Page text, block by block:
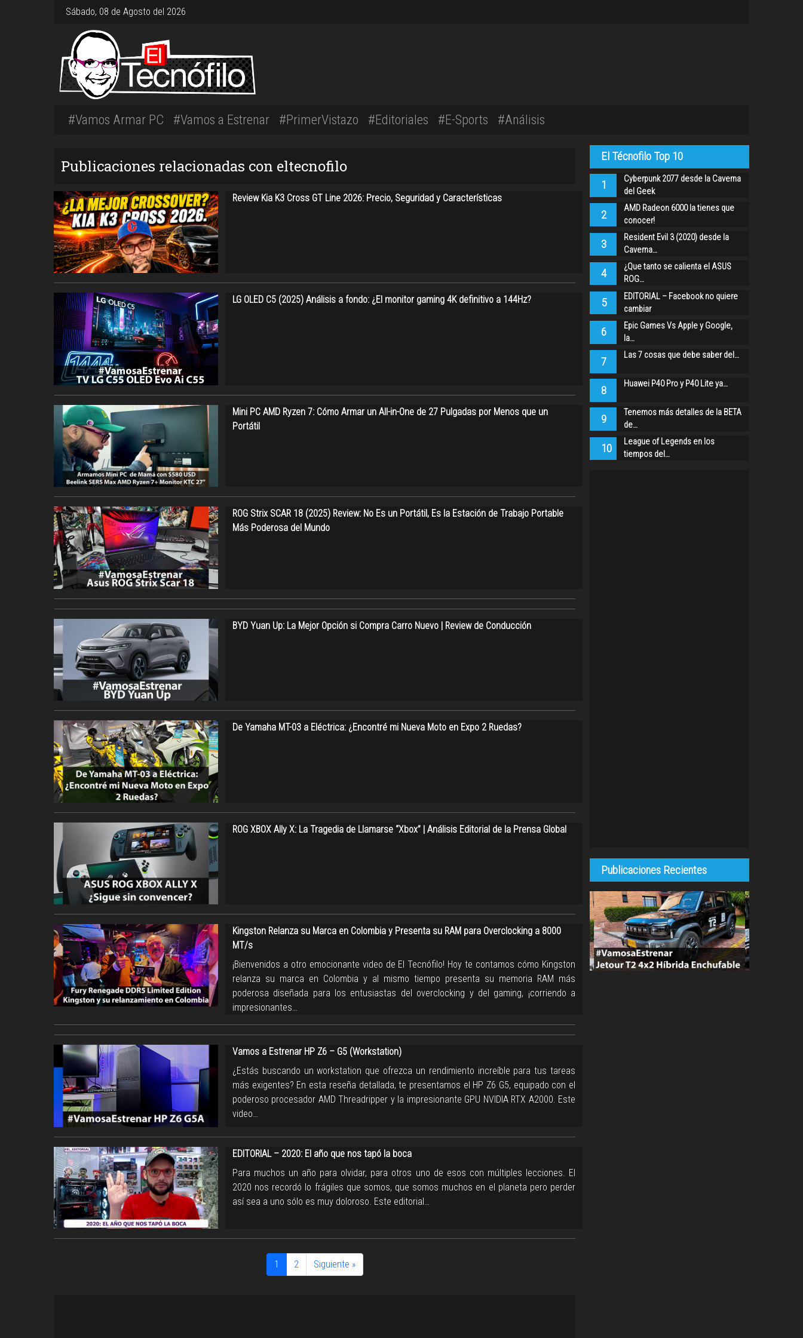
Sábado, 08 de Agosto del 2026
#Vamos Armar PC #Vamos a Estrenar #PrimerVistazo #Editoriales #E-Sports #Análisis
Publicaciones relacionadas con eltecnofilo
Review Kia K3 Cross GT Line 2026: Precio, Seguridad y Características
LG OLED C5 (2025) Análisis a fondo: ¿El monitor gaming 4K definitivo a 144Hz?
Mini PC AMD Ryzen 7: Cómo Armar un All-in-One de 27 Pulgadas por Menos que un
Portátil
ROG Strix SCAR 18 (2025) Review: No Es un Portátil, Es la Estación de Trabajo Portable
Más Poderosa del Mundo
BYD Yuan Up: La Mejor Opción si Compra Carro Nuevo | Review de Conducción
De Yamaha MT-03 a Eléctrica: ¿Encontré mi Nueva Moto en Expo 2 Ruedas?
ROG XBOX Ally X: La Tragedia de Llamarse “Xbox” | Análisis Editorial de la Prensa Global
Kingston Relanza su Marca en Colombia y Presenta su RAM para Overclocking a 8000
MT/s
¡Bienvenidos a otro emocionante video de El Tecnófilo! Hoy te contamos cómo Kingston
relanza su marca en Colombia y al mismo tiempo presenta su memoria RAM más
poderosa diseñada para los entusiastas del overclocking y del gaming, ¡corriendo a
impresionantes…
Vamos a Estrenar HP Z6 – G5 (Workstation)
¿Estás buscando un workstation que ofrezca un rendimiento increíble para tus tareas
más exigentes? En esta reseña detallada, te presentamos el HP Z6 G5, equipado con el
poderoso procesador AMD Threadripper y la impresionante GPU NVIDIA RTX A2000. Este
video…
EDITORIAL – 2020: El año que nos tapó la boca
Para muchos un año para olvidar, para otros uno de esos con múltiples lecciones. El
2020 nos recordó lo frágiles que somos, que somos muchos en el planeta pero perder
así sea a uno sólo es muy doloroso. Este editorial…
1 2 Siguiente »
El Técnofilo Top 10
1
Cyberpunk 2077 desde la Caverna
del Geek
2
AMD Radeon 6000 la tienes que
conocer!
3
Resident Evil 3 (2020) desde la
Caverna…
4
¿Que tanto se calienta el ASUS
ROG…
5
EDITORIAL – Facebook no quiere
cambiar
6
Epic Games Vs Apple y Google,
la…
7 Las 7 cosas que debe saber del…
8 Huawei P40 Pro y P40 Lite ya…
9
Tenemos más detalles de la BETA
de…
10
League of Legends en los
tiempos del…
Publicaciones Recientes